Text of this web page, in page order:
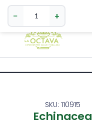
SKU: 110915
Echinacea
Echinacea
cantidad
− +